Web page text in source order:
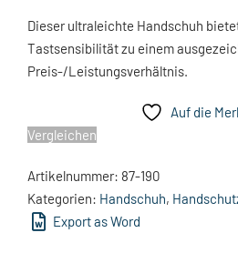
Dieser ultraleichte Handschuh
Tastsensibilität zu einem
Preis-/Leistungsverhältnis.
Auf die
Vergleichen
Artikelnummer: 87-190
Kategorien: Handschuh,
Export as Word